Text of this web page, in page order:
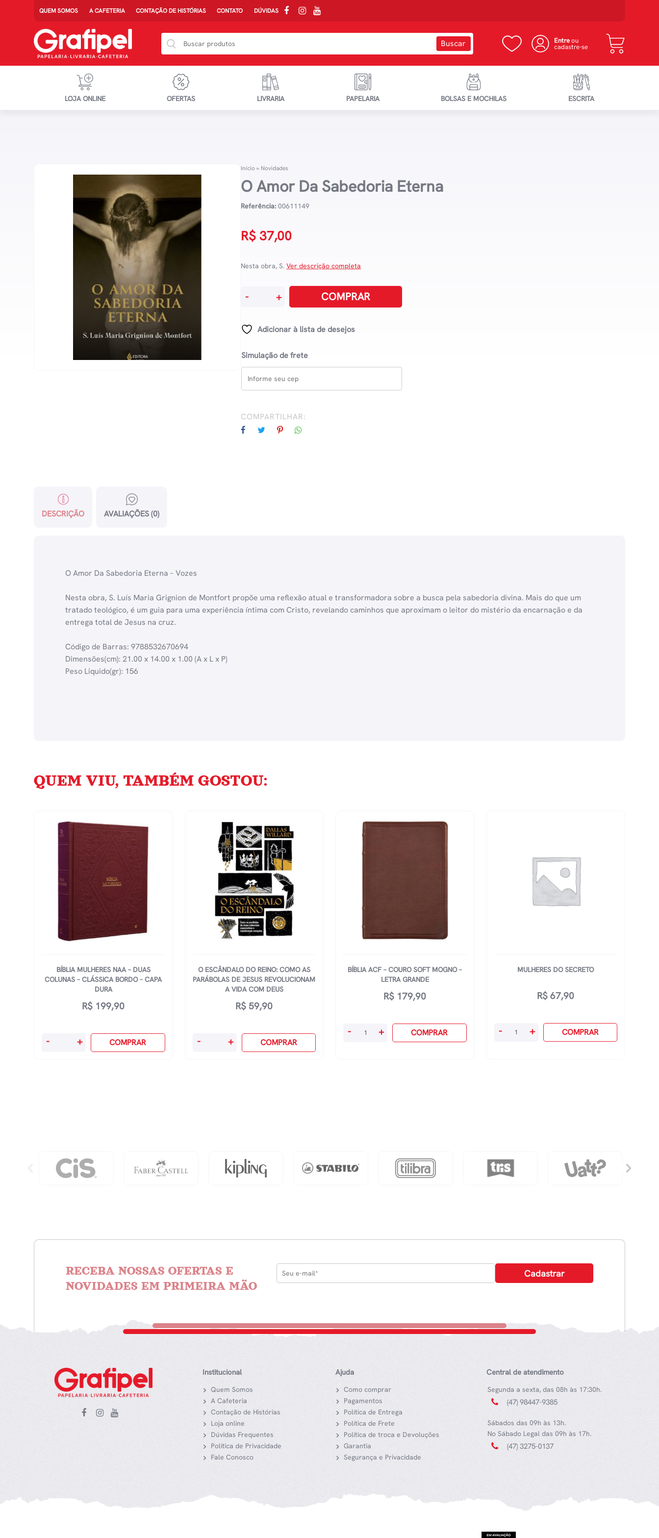
QUEM SOMOS A CAFETERIA CONTAÇÃO DE HISTÓRIAS CONTATO DÚVIDAS
Entreou
cadastre-se
LOJA ONLINE OFERTAS LIVRARIA PAPELARIA BOLSAS E MOCHILAS ESCRITA
Início» Novidades
O Amor Da Sabedoria Eterna
Referência: 00611149
R$ 37,00
Nesta obra, S.Ver descrição completa
Sabedoria
quantidade
- + COMPRAR
Adicionar à lista de desejos
Simulação de frete
COMPARTILHAR:
DESCRIÇÃO AVALIAÇÕES (0)
O Amor Da Sabedoria Eterna – Vozes
Nesta obra, S. Luís Maria Grignion de Montfort propõe uma reflexão atual e transformadora sobre a busca pela sabedoria divina. Mais do que um
tratado teológico, é um guia para uma experiência íntima com Cristo, revelando caminhos que aproximam o leitor do mistério da encarnação e da
entrega total de Jesus na cruz.
Código de Barras: 9788532670694
Dimensões(cm): 21.00 x 14.00 x 1.00 (A x L x P)
Peso Liquido(gr): 156
QUEM VIU, TAMBÉM GOSTOU:
BÍBLIA MULHERES NAA – DUAS
COLUNAS – CLÁSSICA BORDO – CAPA
DURA
R$ 199,90
Bíblia
Capa
Dura
- + COMPRAR
O ESCÂNDALO DO REINO: COMO AS
PARÁBOLAS DE JESUS REVOLUCIONAM
A VIDA COM DEUS
R$ 59,90
O- + COMPRAR
BÍBLIA ACF – COURO SOFT MOGNO –
LETRA GRANDE
R$ 179,90
Bíblia
- + COMPRAR
MULHERES DO SECRETO
R$ 67,90
Mulheres
- + COMPRAR
RECEBA NOSSAS OFERTAS E
NOVIDADES EM PRIMEIRA MÃO
Institucional
Quem Somos
A Cafeteria
Contação de Histórias
Loja online
Dúvidas Frequentes
Política de Privacidade
Fale Conosco
Ajuda
Como comprar
Pagamentos
Política de Entrega
Política de Frete
Política de troca e Devoluções
Garantia
Segurança e Privacidade
Central de atendimento
Segunda a sexta, das 08h às 17:30h.
(47) 98447-9385
Sábados das 09h às 13h.
No Sábado Legal das 09h às 17h.
(47) 3275-0137